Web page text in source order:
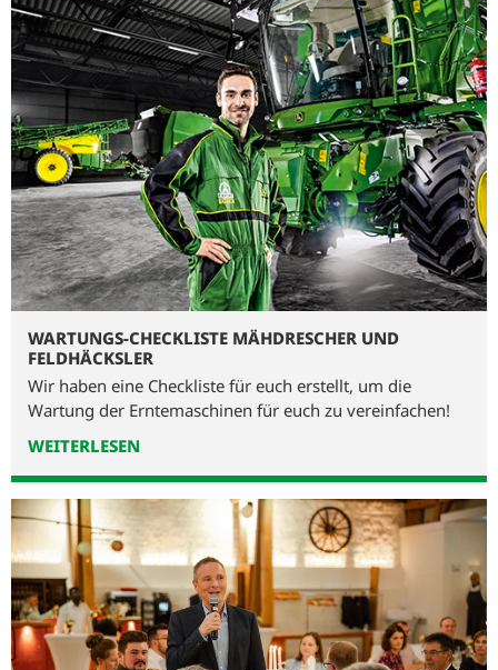
WARTUNGS-CHECKLISTE MÄHDRESCHER UND
FELDHÄCKSLER
Wir haben eine Checkliste für euch erstellt, um die
Wartung der Erntemaschinen für euch zu vereinfachen!
WEITERLESEN